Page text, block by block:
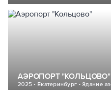
АЭРОПОРТ "КОЛЬЦОВО"
2025 • Екатеринбург • Здание